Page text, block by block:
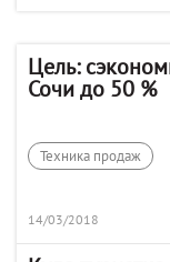
Цель:
Сочи до 50 %
Техника продаж
14/03/2018